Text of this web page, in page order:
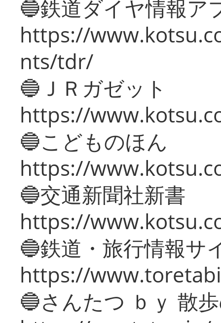
🔵鉄道ダイヤ情報ア
https://
nts/tdr/
🔵ＪＲガゼット
https://
🔵こどものほん
https://
🔵交通新聞社新書
https://
🔵鉄道・旅行情報サ
https://
🔵さんたつ ｂｙ 散